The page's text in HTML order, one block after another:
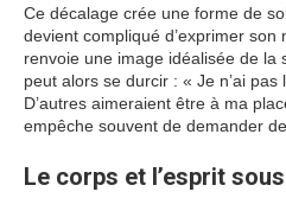
Ce décalage crée une forme de
devient compliqué d’exprimer son
renvoie une image idéalisée de la
peut alors se durcir : « Je n’ai
D’autres aimeraient être à ma
empêche souvent de demander
Le corps et l’esprit